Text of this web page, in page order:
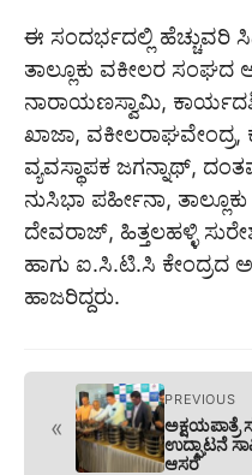
ಈ ಸಂದರ್ಭದಲ್ಲಿ ಹೆಚ್ಚುವರಿ
ತಾಲ್ಲೂಕು ವಕೀಲರ ಸಂಘದ
ನಾರಾಯಣಸ್ವಾಮಿ,
ಖಾಜಾ,
ವ್ಯವಸ್ಥಾಪಕ ಜಗನ್ನಾಥ್,
ನುಸಿಭಾ ಪರ್ಹೀನಾ,
ದೇವರಾಜ್, ಹಿತ್ತಲಹಳ್ಳಿ
ಹಾಗು ಐ.ಸಿ.ಟಿ.ಸಿ ಕೇಂದ್ರದ
ಹಾಜರಿದ್ದರು.
«
PREVIOUS
ಅಕ್ಷಯಪಾತ್ರೆ
ಉದ್ಘಾಟನೆ
ಆಸರೆ